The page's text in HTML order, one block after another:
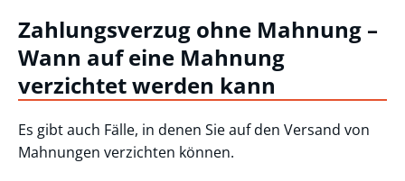
Zahlungsverzug ohne Mahnung –
Wann auf eine Mahnung
verzichtet werden kann
Es gibt auch Fälle, in denen Sie auf den Versand von
Mahnungen verzichten können.